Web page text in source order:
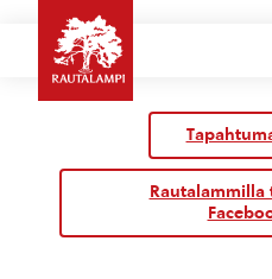
Kalenteri
Tapahtumat